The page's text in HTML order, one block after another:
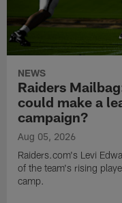
NEWS
Raiders
could make a
campaign?
Aug 05, 2026
Raiders.com's Levi
of the team's rising
camp.